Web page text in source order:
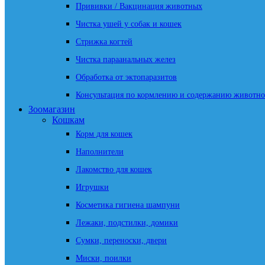
Прививки / Вакцинация животных
Чистка ушей у собак и кошек
Стрижка когтей
Чистка параанальных желез
Обработка от эктопаразитов
Консультация по кормлению и содержанию
Зоомагазин
Кошкам
Корм для кошек
Наполнители
Лакомство для кошек
Игрушки
Косметика гигиена шампуни
Лежаки, подстилки, домики
Сумки, переноски, двери
Миски, поилки